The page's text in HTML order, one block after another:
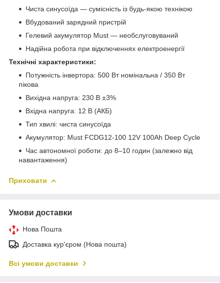
Чиста синусоїда — сумісність із будь-якою технікою
Вбудований зарядний пристрій
Гелевий акумулятор Must — необслуговуваний
Надійна робота при відключеннях електроенергії
Технічні характеристики:
Потужність інвертора: 500 Вт номінальна / 350 Вт
пікова
Вихідна напруга: 230 В ±3%
Вхідна напруга: 12 В (АКБ)
Тип хвилі: чиста синусоїда
Акумулятор: Must FCDG12-100 12V 100Ah Deep Cycle
Час автономної роботи: до 8–10 годин (залежно від
навантаження)
Приховати
Умови доставки
Нова Пошта
Доставка кур'єром (Нова пошта)
Всі умови доставки